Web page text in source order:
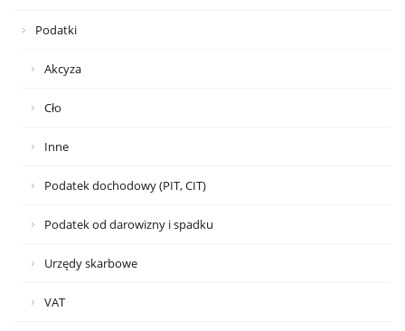
Podatki
Akcyza
Cło
Inne
Podatek dochodowy (PIT, CIT)
Podatek od darowizny i spadku
Urzędy skarbowe
VAT